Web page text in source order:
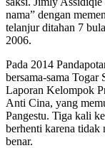
nama” dengan
telanjur ditahan 7
2006.
Pada 2014
bersama-sama
Laporan Kelompok
Anti Cina, yang
Pangestu. Tiga kali
berhenti karena tidak
benar.